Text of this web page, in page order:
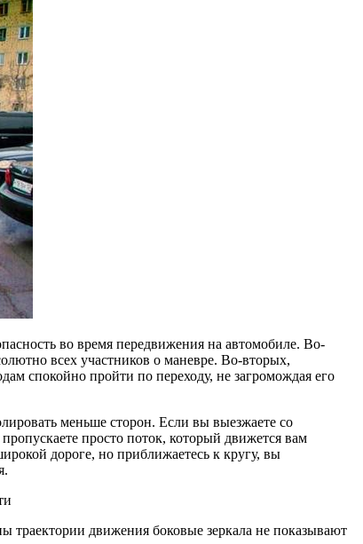
во время передвижения на автомобиле. Во-
всех участников о маневре. Во-вторых,
спокойно пройти по переходу, не загромождая его
меньше сторон. Если вы выезжаете со
просто поток, который движется вам
дороге, но приближаетесь к кругу, вы
траектории движения боковые зеркала не показывают